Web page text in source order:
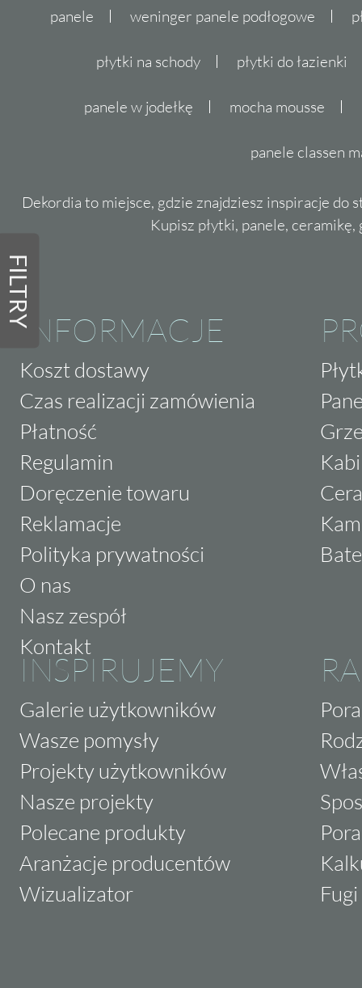
FILTRY
panele weninger panele podłogowe
płytki na schody płytki do łazienki
panele w jodełkę mocha mousse
panele classen
Dekordia to miejsce, gdzie znajdziesz inspiracje do
Kupisz płytki, panele,
INFORMACJE
Koszt dostawy
Czas realizacji zamówienia
Płatność
Regulamin
Doręczenie towaru
Reklamacje
Polityka prywatności
O nas
Nasz zespół
Kontakt
INSPIRUJEMY
Galerie użytkowników
Wasze pomysły
Projekty użytkowników
Nasze projekty
Polecane produkty
Aranżacje producentów
Wizualizator